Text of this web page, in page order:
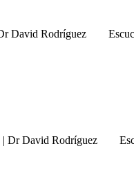
David Rodríguez
| Dr David Rodríguez